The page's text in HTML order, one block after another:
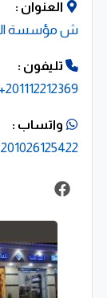
حلول
دعم فني
فريق
نسعى إلى
السكني
التزامنا
نهتم بتقديم
للطاقة، بما
العنوان :
ش مؤسسة
تليفون :
201112212369+
واتساب :
201026125422+